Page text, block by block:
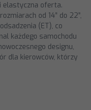
elastyczna oferta.
od 14” do 22”,
(ET), co
każdego samochodu
designu,
dla kierowców, którzy